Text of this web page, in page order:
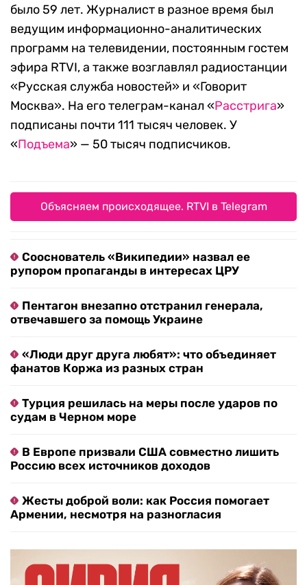
было 59 лет. Журналист в разное время был
ведущим информационно-аналитических
программ на телевидении, постоянным гостем
эфира RTVI, а также возглавлял радиостанции
«Русская служба новостей» и «Говорит
Москва». На его телеграм-канал «Расстрига»
подписаны почти 111 тысяч человек. У
«Подъема» — 50 тысяч подписчиков.
Объясняем происходящее. RTVI в Telegram
Сооснователь «Википедии» назвал ее
рупором пропаганды в интересах ЦРУ
Пентагон внезапно отстранил генерала,
отвечавшего за помощь Украине
«Люди друг друга любят»: что объединяет
фанатов Коржа из разных стран
Турция решилась на меры после ударов по
судам в Черном море
В Европе призвали США совместно лишить
Россию всех источников доходов
Жесты доброй воли: как Россия помогает
Армении, несмотря на разногласия